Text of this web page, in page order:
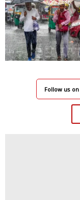
Follow us on